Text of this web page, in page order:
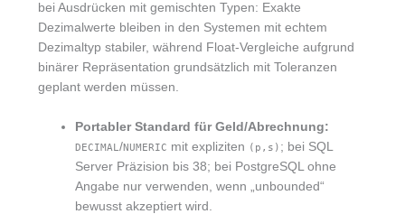
bei Ausdrücken mit gemischten Typen: Exakte
Dezimalwerte bleiben in den Systemen mit echtem
Dezimaltyp stabiler, während Float-Vergleiche aufgrund
binärer Repräsentation grundsätzlich mit Toleranzen
geplant werden müssen.
Portabler Standard für Geld/Abrechnung:
DECIMAL/NUMERIC mit expliziten (p,s) ; bei SQL
Server Präzision bis 38; bei PostgreSQL ohne
Angabe nur verwenden, wenn „unbounded“
bewusst akzeptiert wird.